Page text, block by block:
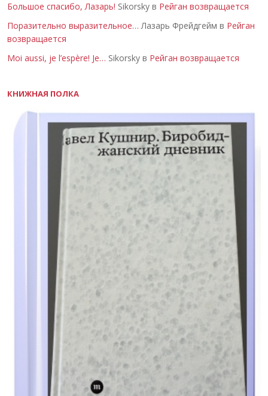
Большое спасибо, Лазарь! Sikorsky в Рейган возвращается
Поразительно выразительное… Лазарь Фрейдгейм в Рейган
возвращается
Moi aussi, je l’espère! Je… Sikorsky в Рейган возвращается
КНИЖНАЯ ПОЛКА